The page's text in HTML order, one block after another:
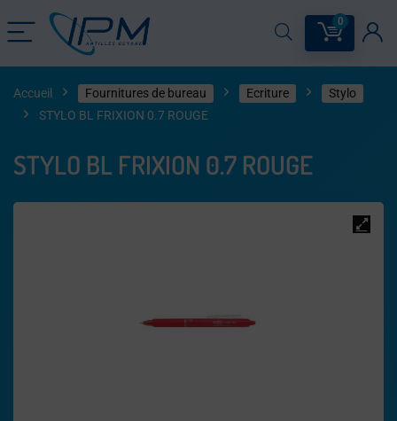
0
Accueil Fournitures de bureau Ecriture
Stylo
STYLO BL FRIXION 0.7 ROUGE
STYLO BL FRIXION 0.7 ROUGE